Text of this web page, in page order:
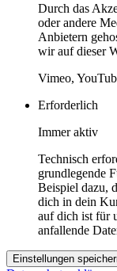
Durch das
oder andere
Anbietern
wir auf dieser
Vimeo,
Erforderlich
Immer aktiv
Technisch
grundlegende
Beispiel dazu,
dich in dein
auf dich ist für
anfallende
Einstellungen